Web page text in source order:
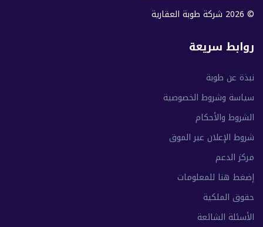
© 2026 شركة طوبة العقارية
روابط سريعة
نبذة عن طوبة
سياسة وشروط الخصوصية
الشروط والأحكام
شروط الإعلان عبر الموق
مركز الدعم
إضغط هنا للمعلومات
حقوق الملكية
الأسئلة الشائعة